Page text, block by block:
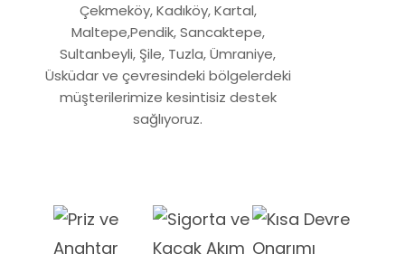
Çekmeköy, Kadıköy, Kartal,
Maltepe,Pendik, Sancaktepe,
Sultanbeyli, Şile, Tuzla, Ümraniye,
Üsküdar ve çevresindeki bölgelerdeki
müşterilerimize kesintisiz destek
sağlıyoruz.